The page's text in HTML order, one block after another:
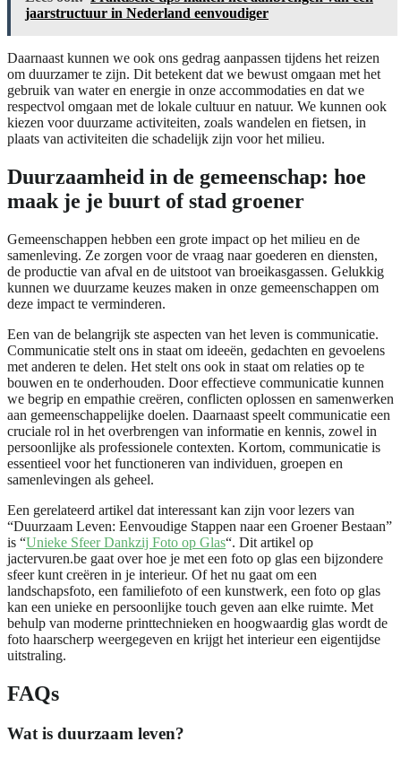
jaarstructuur in Nederland eenvoudiger
Daarnaast kunnen we ook ons gedrag aanpassen tijdens het reizen
om duurzamer te zijn. Dit betekent dat we bewust omgaan met het
gebruik van water en energie in onze accommodaties en dat we
respectvol omgaan met de lokale cultuur en natuur. We kunnen ook
kiezen voor duurzame activiteiten, zoals wandelen en fietsen, in
plaats van activiteiten die schadelijk zijn voor het milieu.
Duurzaamheid in de gemeenschap: hoe
maak je je buurt of stad groener
Gemeenschappen hebben een grote impact op het milieu en de
samenleving. Ze zorgen voor de vraag naar goederen en diensten,
de productie van afval en de uitstoot van broeikasgassen. Gelukkig
kunnen we duurzame keuzes maken in onze gemeenschappen om
deze impact te verminderen.
Een van de belangrijk ste aspecten van het leven is communicatie.
Communicatie stelt ons in staat om ideeën, gedachten en gevoelens
met anderen te delen. Het stelt ons ook in staat om relaties op te
bouwen en te onderhouden. Door effectieve communicatie kunnen
we begrip en empathie creëren, conflicten oplossen en samenwerken
aan gemeenschappelijke doelen. Daarnaast speelt communicatie een
cruciale rol in het overbrengen van informatie en kennis, zowel in
persoonlijke als professionele contexten. Kortom, communicatie is
essentieel voor het functioneren van individuen, groepen en
samenlevingen als geheel.
Een gerelateerd artikel dat interessant kan zijn voor lezers van
“Duurzaam Leven: Eenvoudige Stappen naar een Groener Bestaan”
is “Unieke Sfeer Dankzij Foto op Glas“. Dit artikel op
jactervuren.be gaat over hoe je met een foto op glas een bijzondere
sfeer kunt creëren in je interieur. Of het nu gaat om een
landschapsfoto, een familiefoto of een kunstwerk, een foto op glas
kan een unieke en persoonlijke touch geven aan elke ruimte. Met
behulp van moderne printtechnieken en hoogwaardig glas wordt de
foto haarscherp weergegeven en krijgt het interieur een eigentijdse
uitstraling.
FAQs
Wat is duurzaam leven?